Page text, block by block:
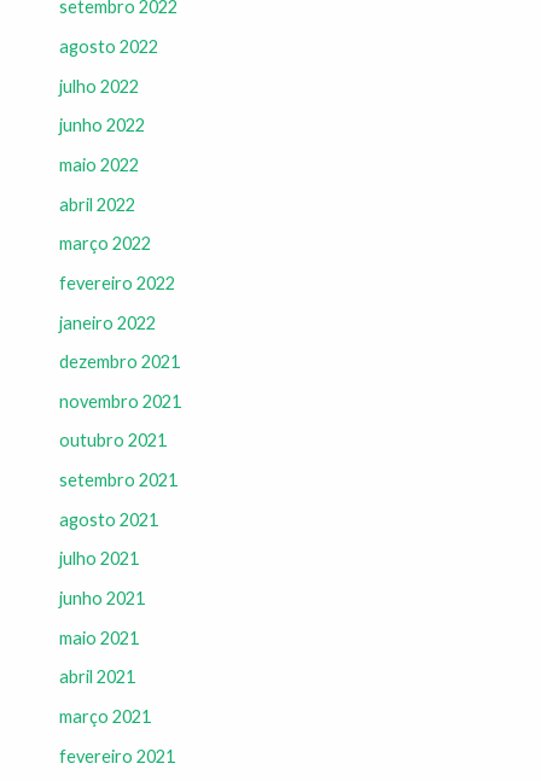
setembro 2022
agosto 2022
julho 2022
junho 2022
maio 2022
abril 2022
março 2022
fevereiro 2022
janeiro 2022
dezembro 2021
novembro 2021
outubro 2021
setembro 2021
agosto 2021
julho 2021
junho 2021
maio 2021
abril 2021
março 2021
fevereiro 2021